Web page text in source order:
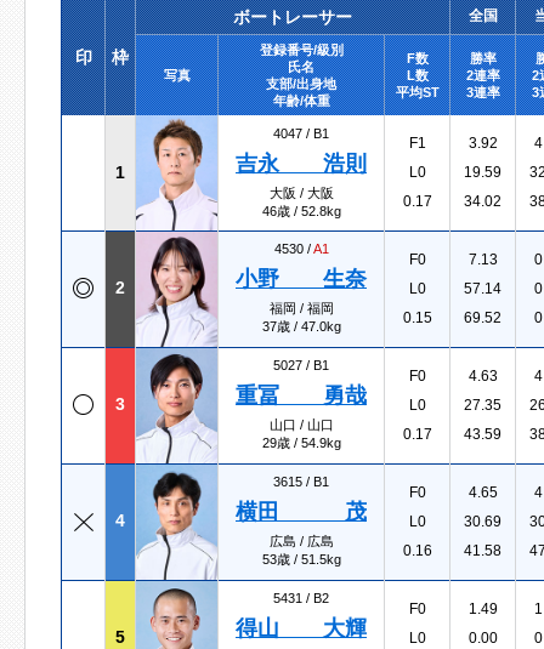
印 枠
ボートレーサー 全国
写真
登録番号/級別
氏名
支部/出身地
年齢/体重
F数
L数
平均ST
勝率
2連率
3連率
2
3
1
4047 / B1
吉永 浩則
大阪 / 大阪
46歳 / 52.8kg
F1
L0
0.17
3.92
19.59
34.02
2
4530 /A1
小野 生奈
福岡 / 福岡
37歳 / 47.0kg
F0
L0
0.15
7.13
57.14
69.52
3
5027 / B1
重冨 勇哉
山口 / 山口
29歳 / 54.9kg
F0
L0
0.17
4.63
27.35
43.59
4
3615 / B1
横田 茂
広島 / 広島
53歳 / 51.5kg
F0
L0
0.16
4.65
30.69
41.58
5
5431 / B2
得山 大輝
F0
L0
1.49
0.00